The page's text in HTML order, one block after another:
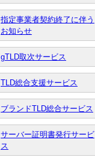
指定事業者契約終了に伴う
お知らせ
gTLD取次サービス
TLD総合支援サービス
ブランドTLD総合サービス
サーバー証明書発行サービ
ス